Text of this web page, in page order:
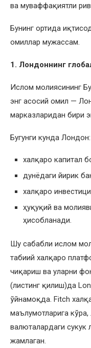
ва муваффақиятли
Бунинг ортида
омиллар мужассам.
1. Лондоннинг
Ислом молиясининг
энг асосий омил —
марказларидан бири
Бугунги кунда Лондон:
халқаро капитал
дунёдаги йирик
халқаро
ҳуқуқий ва
ҳисобланади.
Шу сабабли ислом
табиий халқаро
чиқариш ва уларни
(листинг қилиш)да
ўйнамоқда. Fitch
маълумотларига
валюталардаги сукук
жамлаган.